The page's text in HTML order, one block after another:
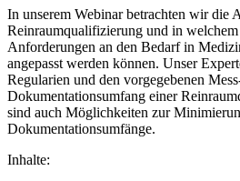
In unserem Webinar betrachten wir die
Reinraumqualifizierung und in
Anforderungen an den Bedarf in
angepasst werden können. Unser
Regularien und den vorgegebenen
Dokumentationsumfang einer
sind auch Möglichkeiten zur
Dokumentationsumfänge.
Inhalte: